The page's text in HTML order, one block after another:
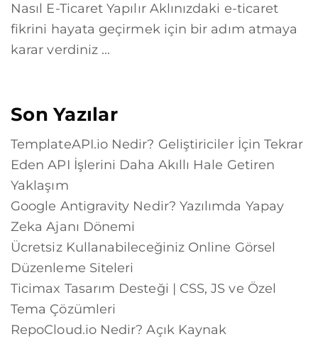
Nasıl E-Ticaret Yapılır Aklınızdaki e-ticaret
fikrini hayata geçirmek için bir adım atmaya
karar verdiniz ...
Son Yazılar
TemplateAPI.io Nedir? Geliştiriciler İçin Tekrar
Eden API İşlerini Daha Akıllı Hale Getiren
Yaklaşım
Google Antigravity Nedir? Yazılımda Yapay
Zeka Ajanı Dönemi
Ücretsiz Kullanabileceğiniz Online Görsel
Düzenleme Siteleri
Ticimax Tasarım Desteği | CSS, JS ve Özel
Tema Çözümleri
RepoCloud.io Nedir? Açık Kaynak